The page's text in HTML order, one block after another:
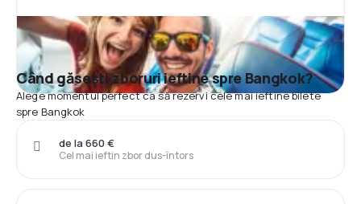
Când găsești zboruri ieftine spre Bangkok?
Alege momentul perfect ca să rezervi cele mai ieftine bilete
spre Bangkok
Cel mai ieftin zbor dus-întors
de la 660 €